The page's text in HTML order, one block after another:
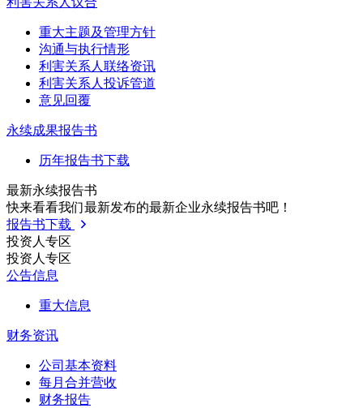
重大主题及管理方针
沟通与执行情形
利害关系人联络资讯
利害关系人投诉管道
意见回覆
永续成果报告书
历年报告书下载
最新永续报告书
快来看看我们最新发布的最新企业永续报告书吧！
报告书下载
投资人专区
投资人专区
公告信息
重大信息
财务资讯
公司基本资料
每月合并营收
财务报告